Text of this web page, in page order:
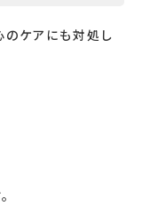
ケアにも対処し